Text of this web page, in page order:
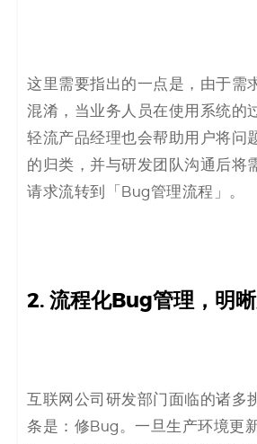
这里需要指出的一点是，由于需
混淆，当业务人员在使用系统的
轻流产品经理也会帮助用户将问
的归类，并与研发团队沟通后将
请求流转到「Bug管理流程」。
2. 流程化Bug管理，明
互联网公司研发部门面临的诸多
条是：修Bug。一旦生产环境更